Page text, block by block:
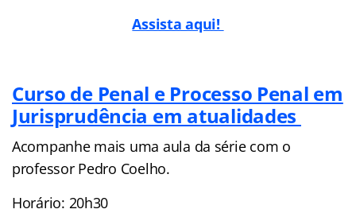
Assista aqui!
Curso de Penal e Processo Penal em
Jurisprudência em atualidades
Acompanhe mais uma aula da série com o
professor Pedro Coelho.
Horário: 20h30